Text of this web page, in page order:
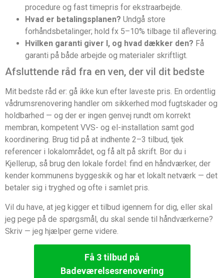
procedure og fast timepris for ekstraarbejde.
Hvad er betalingsplanen? Undgå store
forhåndsbetalinger; hold fx 5–10% tilbage til aflevering.
Hvilken garanti giver I, og hvad dækker den? Få
garanti på både arbejde og materialer skriftligt.
Afsluttende råd fra en ven, der vil dit bedste
Mit bedste råd er: gå ikke kun efter laveste pris. En ordentlig
vådrumsrenovering handler om sikkerhed mod fugtskader og
holdbarhed — og der er ingen genvej rundt om korrekt
membran, kompetent VVS- og el-installation samt god
koordinering. Brug tid på at indhente 2–3 tilbud, tjek
referencer i lokalområdet, og få alt på skrift. Bor du i
Kjellerup, så brug den lokale fordel: find en håndværker, der
kender kommunens byggeskik og har et lokalt netværk — det
betaler sig i tryghed og ofte i samlet pris.
Vil du have, at jeg kigger et tilbud igennem for dig, eller skal
jeg pege på de spørgsmål, du skal sende til håndværkerne?
Skriv — jeg hjælper gerne videre.
Få 3 tilbud på
Badeværelsesrenovering